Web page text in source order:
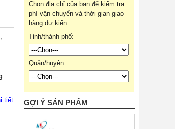
tiết
Chọn địa chỉ của bạn để kiểm tra
phí vận chuyển và thời gian giao
hàng dự kiến
Tỉnh/thành phố:
Quận/huyện:
GỢI Ý SẢN PHẨM